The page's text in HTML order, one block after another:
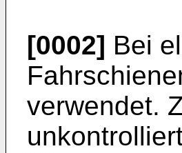
[0002] Bei
verwendet.